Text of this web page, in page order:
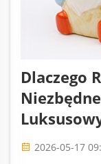
Dlaczego
2026-05-17